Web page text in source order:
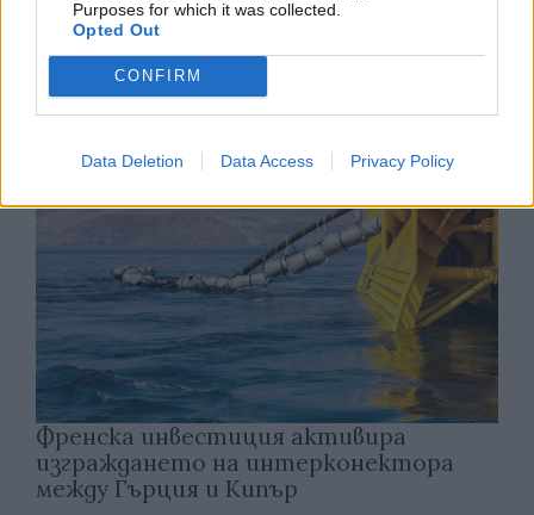
Purposes for which it was collected.
Opted Out
CONFIRM
Data Deletion Data Access Privacy Policy
на архитектурата за 2029 г.
06.08.2026 / 17:30
Френска инвестиция активира
изграждането на интерконектора
между Гърция и Кипър